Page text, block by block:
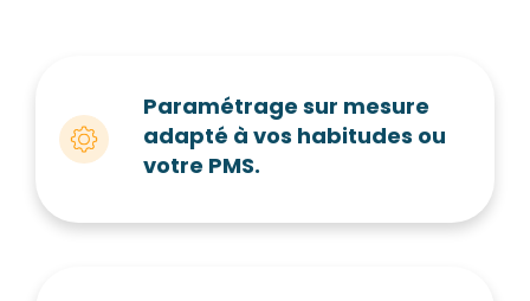
Paramétrage sur mesure
adapté à vos habitudes ou
votre PMS.